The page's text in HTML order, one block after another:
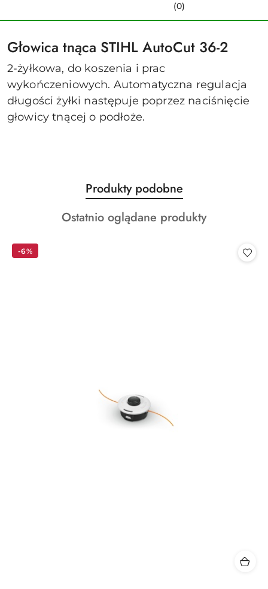
(0)
Głowica tnąca STIHL AutoCut 36-2
2-żyłkowa, do koszenia i prac
wykończeniowych. Automatyczna regulacja
długości żyłki następuje poprzez naciśnięcie
głowicy tnącej o podłoże.
Pomiń karuzelę produktów
Produkty
o
statusie:
Produkty podobne
Produkty
Ostatnio oglądane produkty
-6%